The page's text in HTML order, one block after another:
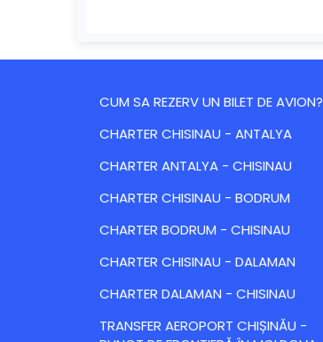
CUM SA REZERV UN BILET DE AVION?
CHARTER CHISINAU - ANTALYA
CHARTER ANTALYA - CHISINAU
CHARTER CHISINAU - BODRUM
CHARTER BODRUM - CHISINAU
CHARTER CHISINAU - DALAMAN
CHARTER DALAMAN - CHISINAU
TRANSFER AEROPORT CHIȘINĂU -